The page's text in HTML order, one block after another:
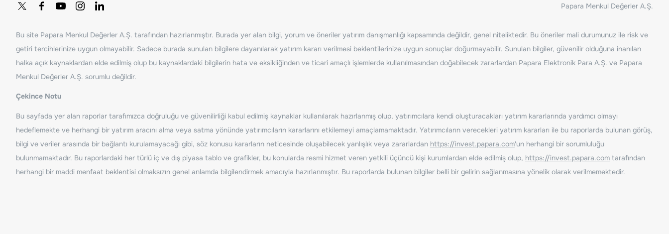
Papara Menkul Değerler A.Ş.
Bu site Papara Menkul Değerler A.Ş. tarafından hazırlanmıştır. Burada yer alan bilgi, yorum ve öneriler yatırım danışmanlığı kapsamında değildir, genel niteliktedir. Bu öneriler mali durumunuz ile risk ve
getiri tercihlerinize uygun olmayabilir. Sadece burada sunulan bilgilere dayanılarak yatırım kararı verilmesi beklentilerinize uygun sonuçlar doğurmayabilir. Sunulan bilgiler, güvenilir olduğuna inanılan
halka açık kaynaklardan elde edilmiş olup bu kaynaklardaki bilgilerin hata ve eksikliğinden ve ticari amaçlı işlemlerde kullanılmasından doğabilecek zararlardan Papara Elektronik Para A.Ş. ve Papara
Menkul Değerler A.Ş. sorumlu değildir.
Çekince Notu
Bu sayfada yer alan raporlar tarafımızca doğruluğu ve güvenilirliği kabul edilmiş kaynaklar kullanılarak hazırlanmış olup, yatırımcılara kendi oluşturacakları yatırım kararlarında yardımcı olmayı
hedeflemekte ve herhangi bir yatırım aracını alma veya satma yönünde yatırımcıların kararlarını etkilemeyi amaçlamamaktadır. Yatırımcıların verecekleri yatırım kararları ile bu raporlarda bulunan görüş,
bilgi ve veriler arasında bir bağlantı kurulamayacağı gibi, söz konusu kararların neticesinde oluşabilecek yanlışlık veya zararlardan https://invest.papara.com'un herhangi bir sorumluluğu
bulunmamaktadır. Bu raporlardaki her türlü iç ve dış piyasa tablo ve grafikler, bu konularda resmi hizmet veren yetkili üçüncü kişi kurumlardan elde edilmiş olup, https://invest.papara.com tarafından
herhangi bir maddi menfaat beklentisi olmaksızın genel anlamda bilgilendirmek amacıyla hazırlanmıştır. Bu raporlarda bulunan bilgiler belli bir gelirin sağlanmasına yönelik olarak verilmemektedir.